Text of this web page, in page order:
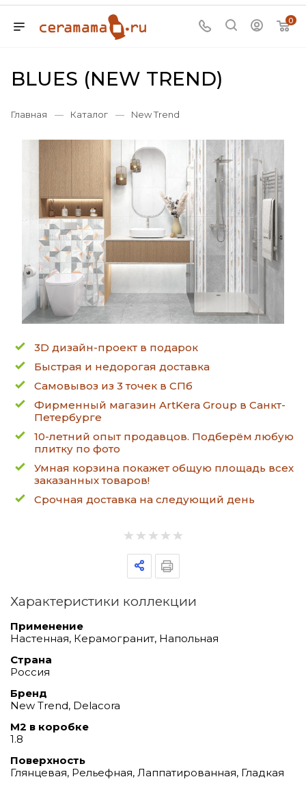
0
BLUES (NEW TREND)
Главная — Каталог — New Trend
3D дизайн-проект в подарок
Быстрая и недорогая доставка
Самовывоз из 3 точек в СПб
Фирменный магазин ArtKera Group в Санкт-
Петербурге
10-летний опыт продавцов. Подберём любую
плитку по фото
Умная корзина покажет общую площадь всех
заказанных товаров!
Срочная доставка на следующий день
Характеристики коллекции
Применение
Настенная, Керамогранит, Напольная
Страна
Россия
Бренд
New Trend, Delacora
М2 в коробке
1.8
Поверхность
Глянцевая, Рельефная, Лаппатированная, Гладкая